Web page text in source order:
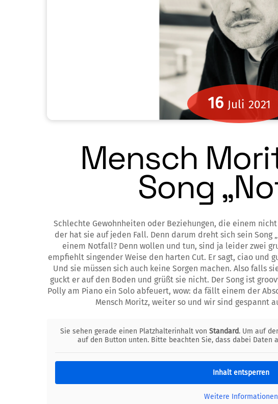
16 Juli 2021
Mensch
Song
Schlechte Gewohnheiten oder Beziehungen, die einem
der hat sie auf jeden Fall. Denn darum dreht sich sein Song
einem Notfall? Denn wollen und tun, sind ja leider zwei
empfiehlt singender Weise den harten Cut. Er sagt, ciao und
Und sie müssen sich auch keine Sorgen machen. Also falls
guckt er auf den Boden und grüßt sie nicht. Der Song ist
Polly am Piano ein Solo abfeuert, wow: da fällt einem der
Mensch Moritz, weiter so und wir sind gespannt
Sie sehen gerade einen Platzhalterinhalt vonStandard. Um auf
auf den Button unten. Bitte beachten Sie, dass dabei Daten
Inhalt entsperren
Weitere Informationen